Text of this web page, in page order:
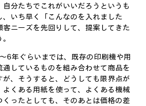
自分たちでこれがいいだろうというも
、いち早く「こんなのを入れました
客ニーズを先回りして、提案してきた
6年ぐらいまでは、既存の印刷機や用
しているものを組み合わせて商品を
が、そうすると、どうしても限界点が
よくある用紙を使って、よくある機械
くったとしても、そのあとは価格の差